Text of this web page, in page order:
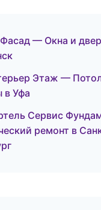
— Окна и
Этаж —
в Уфа
Сервис
ремонт в